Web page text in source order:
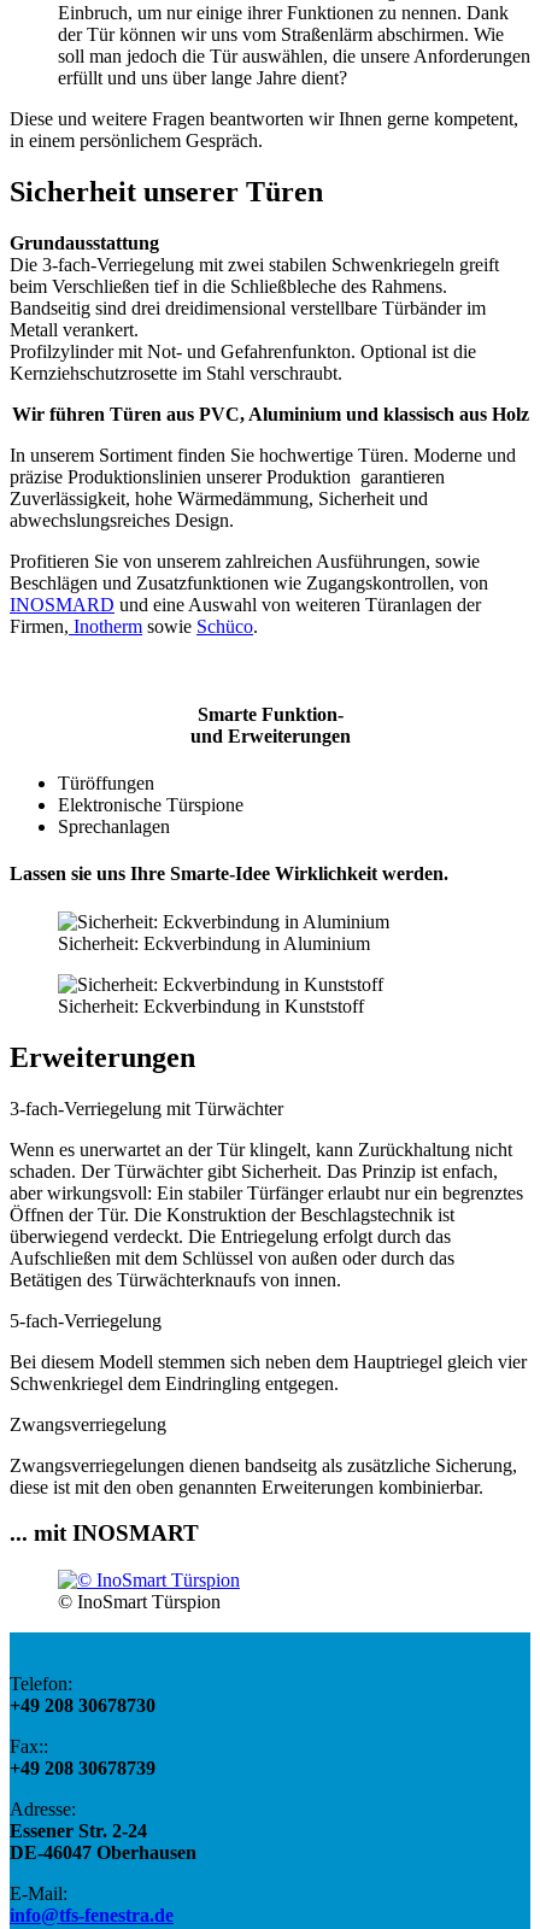
Einbruch, um nur einige ihrer Funktionen zu nennen. Dank
der Tür können wir uns vom Straßenlärm abschirmen. Wie
soll man jedoch die Tür auswählen, die unsere Anforderungen
erfüllt und uns über lange Jahre dient?
Diese und weitere Fragen beantworten wir Ihnen gerne kompetent,
in einem persönlichem Gespräch.
Sicherheit unserer Türen
Grundausstattung
Die 3-fach-Verriegelung mit zwei stabilen Schwenkriegeln greift
beim Verschließen tief in die Schließbleche des Rahmens.
Bandseitig sind drei dreidimensional verstellbare Türbänder im
Metall verankert.
Profilzylinder mit Not- und Gefahrenfunkton. Optional ist die
Kernziehschutzrosette im Stahl verschraubt.
Wir führen Türen aus PVC, Aluminium und klassisch aus Holz
In unserem Sortiment finden Sie hochwertige Türen. Moderne und
präzise Produktionslinien unserer Produktion garantieren
Zuverlässigkeit, hohe Wärmedämmung, Sicherheit und
abwechslungsreiches Design.
Profitieren Sie von unserem zahlreichen Ausführungen, sowie
Beschlägen und Zusatzfunktionen wie Zugangskontrollen, von
INOSMARD und eine Auswahl von weiteren Türanlagen der
Firmen, Inotherm sowie Schüco.
Smarte Funktion-
und Erweiterungen
Türöffungen
Elektronische Türspione
Sprechanlagen
Lassen sie uns Ihre Smarte-Idee Wirklichkeit werden.
Sicherheit: Eckverbindung in Aluminium
Sicherheit: Eckverbindung in Kunststoff
Erweiterungen
3-fach-Verriegelung mit Türwächter
Wenn es unerwartet an der Tür klingelt, kann Zurückhaltung nicht
schaden. Der Türwächter gibt Sicherheit. Das Prinzip ist enfach,
aber wirkungsvoll: Ein stabiler Türfänger erlaubt nur ein begrenztes
Öffnen der Tür. Die Konstruktion der Beschlagstechnik ist
überwiegend verdeckt. Die Entriegelung erfolgt durch das
Aufschließen mit dem Schlüssel von außen oder durch das
Betätigen des Türwächterknaufs von innen.
5-fach-Verriegelung
Bei diesem Modell stemmen sich neben dem Hauptriegel gleich vier
Schwenkriegel dem Eindringling entgegen.
Zwangsverriegelung
Zwangsverriegelungen dienen bandseitg als zusätzliche Sicherung,
diese ist mit den oben genannten Erweiterungen kombinierbar.
... mit INOSMART
© InoSmart Türspion
Telefon:
+49 208 30678730
Fax::
+49 208 30678739
Adresse:
​Essener Str. 2-24
DE-46047 Oberhausen
E-Mail​:
info@tfs-fenestra.de